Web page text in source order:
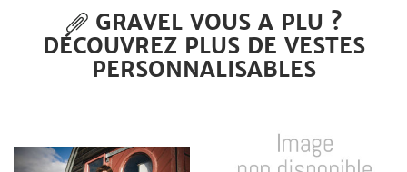
GRAVEL VOUS A PLU ?
DÉCOUVREZ PLUS DE VESTES
PERSONNALISABLES